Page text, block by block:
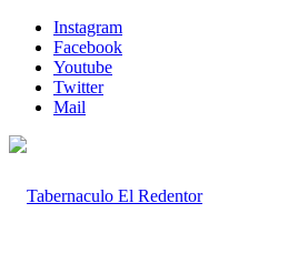
Instagram
Facebook
Youtube
Twitter
Mail